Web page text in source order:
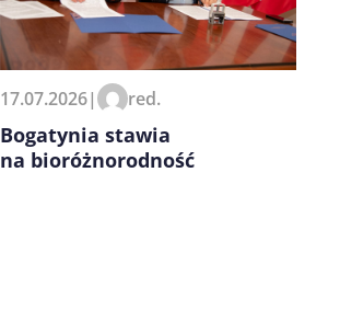
17.07.2026| red.
Bogatynia stawia
na bioróżnorodność